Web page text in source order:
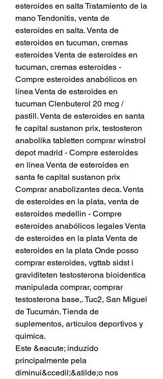
esteroides en salta Tratamiento de la
mano Tendonitis, venta de
esteroides en salta. Venta de
esteroides en tucuman, cremas
esteroides Venta de esteroides en
tucuman, cremas esteroides -
Compre esteroides anabólicos en
línea Venta de esteroides en
tucuman Clenbuterol 20 mcg /
pastill. Venta de esteroides en santa
fe capital sustanon prix, testosteron
anabolika tabletten comprar winstrol
depot madrid - Compre esteroides
en línea Venta de esteroides en
santa fe capital sustanon prix
Comprar anabolizantes deca. Venta
de esteroides en la plata, venta de
esteroides medellin - Compre
esteroides anabólicos legales Venta
de esteroides en la plata Venta de
esteroides en la plata Onde posso
comprar esteroides, vgttab sidst i
graviditeten testosterona bioidentica
manipulada comprar, comprar
testosterona base,. Tuc2, San Miguel
de Tucumán. Tienda de
suplementos, artículos deportivos y
quimica.
Este &eacute; induzido
principalmente pela
diminui&ccedil;&atilde;o nos